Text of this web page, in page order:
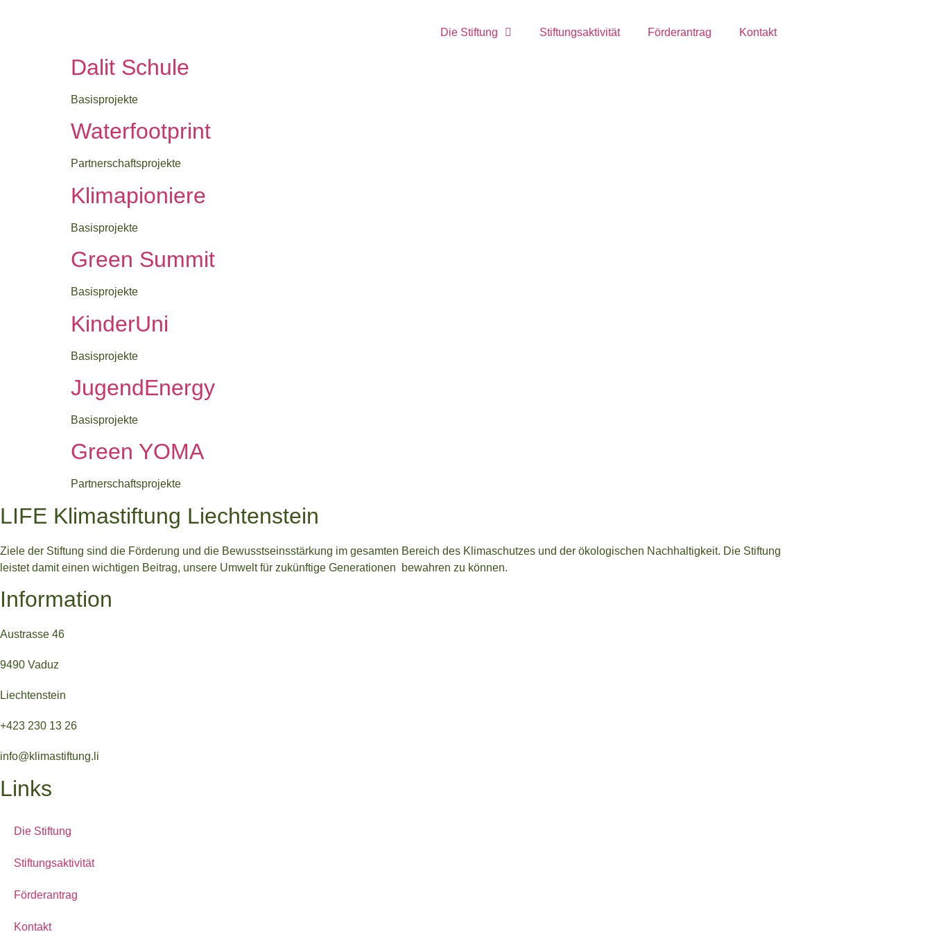
Die Stiftung Stiftungsaktivität Förderantrag Kontakt
Dalit Schule
Basisprojekte
Waterfootprint
Partnerschaftsprojekte
Klimapioniere
Basisprojekte
Green Summit
Basisprojekte
KinderUni
Basisprojekte
JugendEnergy
Basisprojekte
Green YOMA
Partnerschaftsprojekte
LIFE Klimastiftung Liechtenstein
Ziele der Stiftung sind die Förderung und die Bewusstseinsstärkung im gesamten Bereich des Klimaschutzes und der ökologischen Nachhaltigkeit. Die Stiftung
leistet damit einen wichtigen Beitrag, unsere Umwelt für zukünftige Generationen bewahren zu können.
Information
Austrasse 46
9490 Vaduz
Liechtenstein
+423 230 13 26
info@klimastiftung.li
Links
Die Stiftung
Stiftungsaktivität
Förderantrag
Kontakt